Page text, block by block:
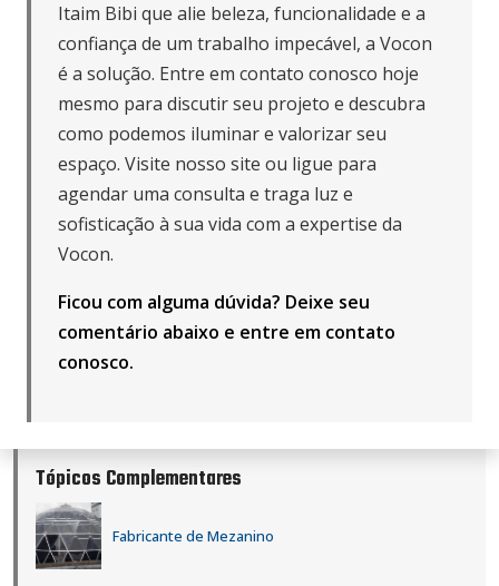
Itaim Bibi que alie beleza, funcionalidade e a
confiança de um trabalho impecável, a Vocon
é a solução. Entre em contato conosco hoje
mesmo para discutir seu projeto e descubra
como podemos iluminar e valorizar seu
espaço. Visite nosso site ou ligue para
agendar uma consulta e traga luz e
sofisticação à sua vida com a expertise da
Vocon.
Ficou com alguma dúvida? Deixe seu
comentário abaixo e entre em contato
conosco.
Tópicos Complementares
Fabricante de Mezanino